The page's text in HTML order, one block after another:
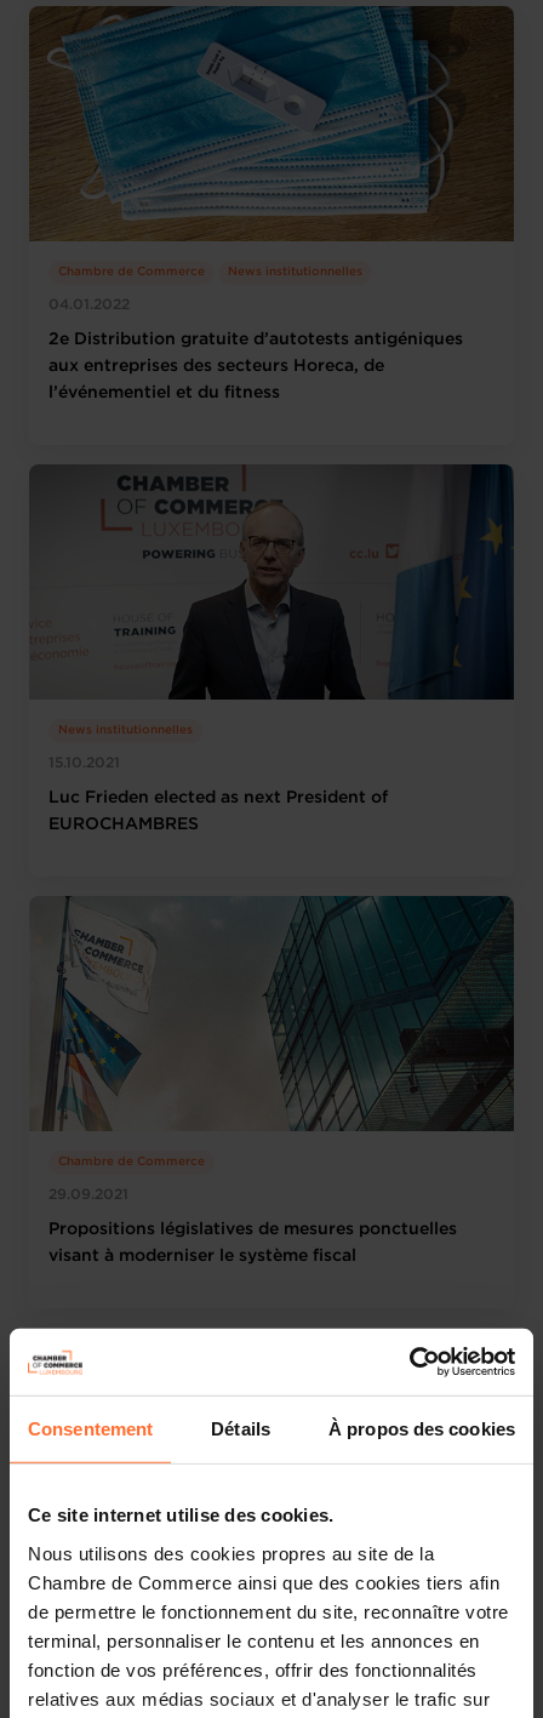
Consentement Détails À propos des cookies
Ce site internet utilise des cookies.
Nous utilisons des cookies propres au site de la
Chambre de Commerce ainsi que des cookies tiers afin
de permettre le fonctionnement du site, reconnaître votre
terminal, personnaliser le contenu et les annonces en
fonction de vos préférences, offrir des fonctionnalités
relatives aux médias sociaux et d'analyser le trafic sur
04.01.2022
Chambre de Commerce News institutionnelles
2e Distribution gratuite d’autotests antigéniques
aux entreprises des secteurs Horeca, de
l’événementiel et du fitness
15.10.2021
News institutionnelles
Luc Frieden elected as next President of
EUROCHAMBRES
29.09.2021
Chambre de Commerce
Propositions législatives de mesures ponctuelles
visant à moderniser le système fiscal
10.09.2021
News institutionnelles
Digital Services Act – Position